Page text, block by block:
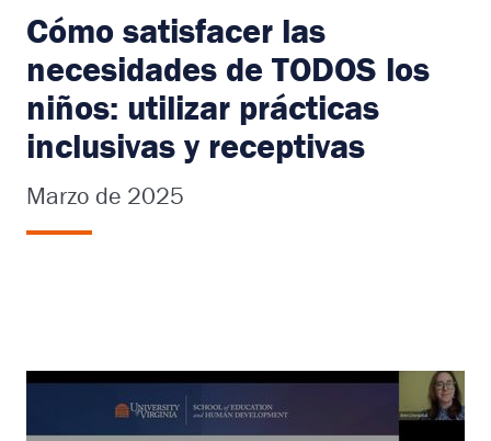
Cómo satisfacer las
necesidades de TODOS los
niños: utilizar prácticas
inclusivas y receptivas
Marzo de 2025